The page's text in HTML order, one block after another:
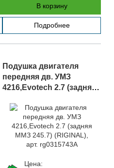
В корзину
Подробнее
Подушка двигателя
передняя дв. УМЗ
4216,Evotech 2.7 (задняя
rg0315743А
Цена: